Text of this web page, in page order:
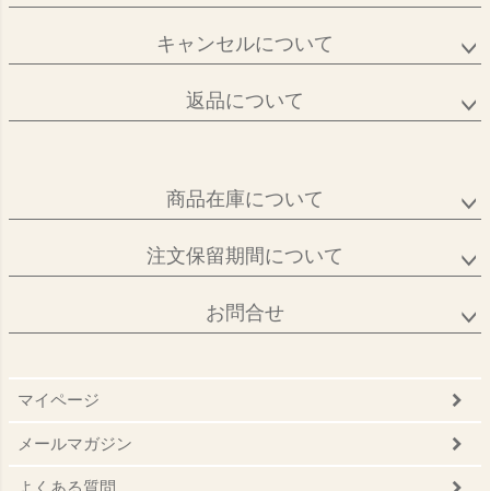
キャンセルについて
返品について
商品在庫について
注文保留期間について
お問合せ
マイページ
メールマガジン